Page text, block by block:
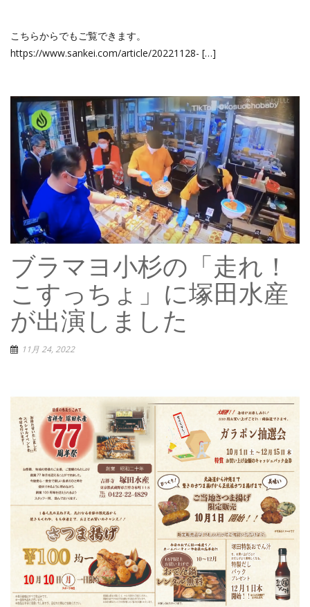
こちらからでもご覧できます。
https://www.sankei.com/article/20221128- […]
ブラマヨ小杉の「走れ！
こすっちょ」に塚田水産
が出演しました
11月 24, 2022